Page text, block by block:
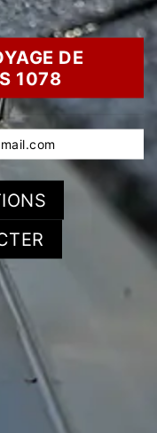
DE
1078